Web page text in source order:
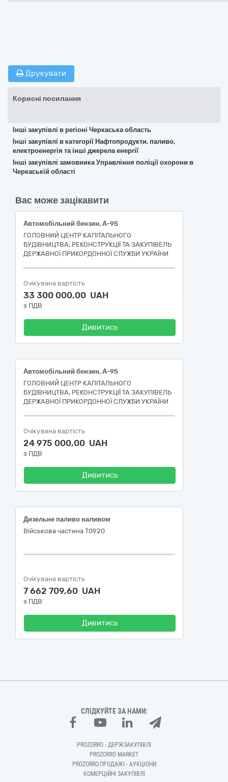
Друкувати
Корисні посилання
Інші закупівлі в регіоні Черкаська область
Інші закупівлі в категорії Нафтопродукти, паливо,
електроенергія та інші джерела енергії
Інші закупівлі замовника Управління поліції охорони в
Черкаській області
Вас може зацікавити
Автомобільний бензин, А-95
ГОЛОВНИЙ ЦЕНТР КАПІТАЛЬНОГО
БУДІВНИЦТВА, РЕКОНСТРУКЦІЇ ТА ЗАКУПІВЕЛЬ
ДЕРЖАВНОЇ ПРИКОРДОННОЇ СЛУЖБИ УКРАЇНИ
Очікувана вартість
33 300 000,00 UAH
з ПДВ
Дивитись
Автомобільний бензин, А-95
ГОЛОВНИЙ ЦЕНТР КАПІТАЛЬНОГО
БУДІВНИЦТВА, РЕКОНСТРУКЦІЇ ТА ЗАКУПІВЕЛЬ
ДЕРЖАВНОЇ ПРИКОРДОННОЇ СЛУЖБИ УКРАЇНИ
Очікувана вартість
24 975 000,00 UAH
з ПДВ
Дивитись
Дизельне паливо наливом
Військова частина Т0920
Очікувана вартість
7 662 709,60 UAH
з ПДВ
Дивитись
СЛІДКУЙТЕ ЗА НАМИ:
PROZORRO - ДЕРЖЗАКУПІВЛІ
PROZORRO MARKET
PROZORRO.ПРОДАЖІ - АУКЦІОНИ
КОМЕРЦІЙНІ ЗАКУПІВЛІ